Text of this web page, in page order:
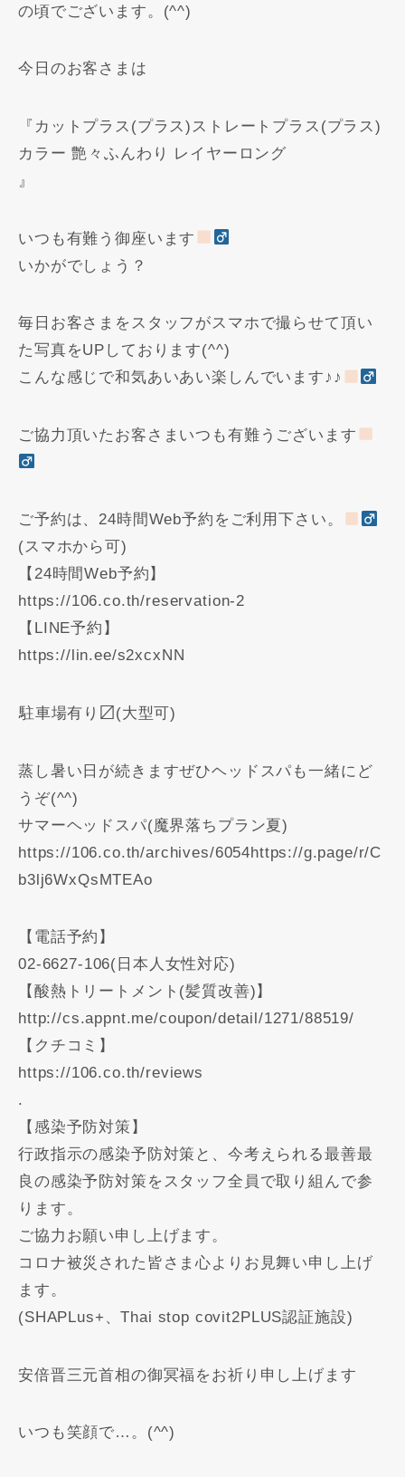
の頃でございます。(^^)
今日のお客さまは
『カットプラス(プラス)ストレートプラス(プラス)
カラー 艶々ふんわり レイヤーロング
』
いつも有難う御座います
いかがでしょう？
毎日お客さまをスタッフがスマホで撮らせて頂い
た写真をUPしております(^^)
こんな感じで和気あいあい楽しんでいます♪♪
ご協力頂いたお客さまいつも有難うございます
ご予約は、24時間Web予約をご利用下さい。
(スマホから可)
【24時間Web予約】
https://106.co.th/reservation-2
【LINE予約】
https://lin.ee/s2xcxNN
️駐車場有り〼(大型可)
蒸し暑い日が続きますぜひヘッドスパも一緒にど
うぞ(^^)
サマーヘッドスパ(魔界落ちプラン夏)
https://106.co.th/archives/6054https://g.page/r/C
b3lj6WxQsMTEAo
【電話予約】
02-6627-106(日本人女性対応)
【酸熱トリートメント(髪質改善)】
http://cs.appnt.me/coupon/detail/1271/88519/
【クチコミ】
https://106.co.th/reviews
.
【感染予防対策】
行政指示の感染予防対策と、今考えられる最善最
良の感染予防対策をスタッフ全員で取り組んで参
ります。
ご協力お願い申し上げます。
コロナ被災された皆さま心よりお見舞い申し上げ
ます。
(SHAPLus+、Thai stop covit2PLUS認証施設)
安倍晋三元首相の御冥福をお祈り申し上げます
いつも笑顔で…。(^^)